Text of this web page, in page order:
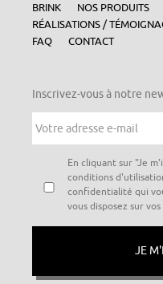
BRINK NOS PRODUITS
RÉALISATIONS /
FAQ
CONTACT
Inscrivez-vous à notre
Votre
adresse
*
En cliquant sur "Je
conditions
confidentialité qui
vous disposez sur